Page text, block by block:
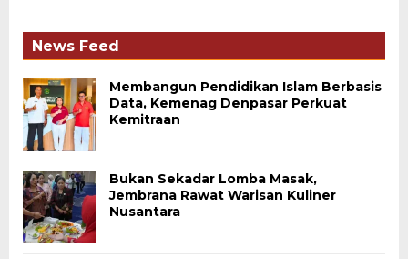
News Feed
Membangun Pendidikan Islam Berbasis
Data, Kemenag Denpasar Perkuat
Kemitraan
Bukan Sekadar Lomba Masak,
Jembrana Rawat Warisan Kuliner
Nusantara